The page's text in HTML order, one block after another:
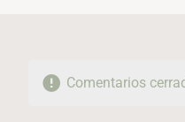
Comentarios